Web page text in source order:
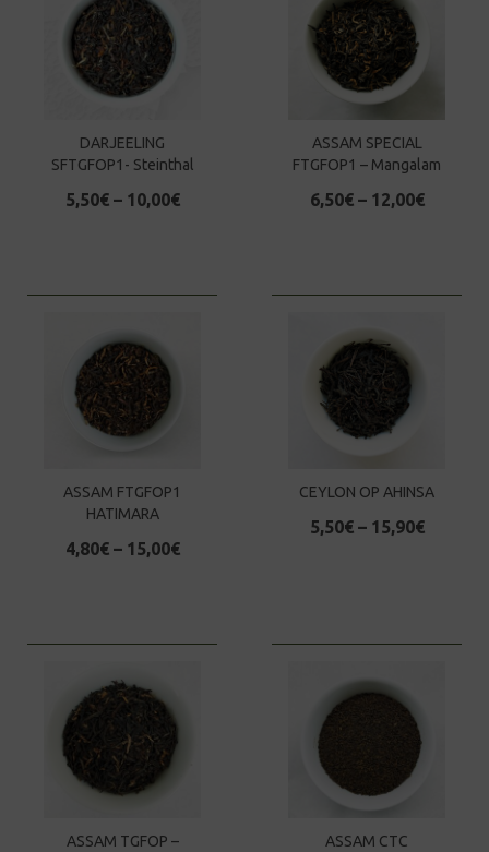
DARJEELING
SFTGFOP1- Steinthal
5,50€– 10,00€
ASSAM SPECIAL
FTGFOP1 – Mangalam
6,50€– 12,00€
ASSAM FTGFOP1
HATIMARA
4,80€– 15,00€
CEYLON OP AHINSA
5,50€– 15,90€
ASSAM TGFOP –
ASSAM CTC